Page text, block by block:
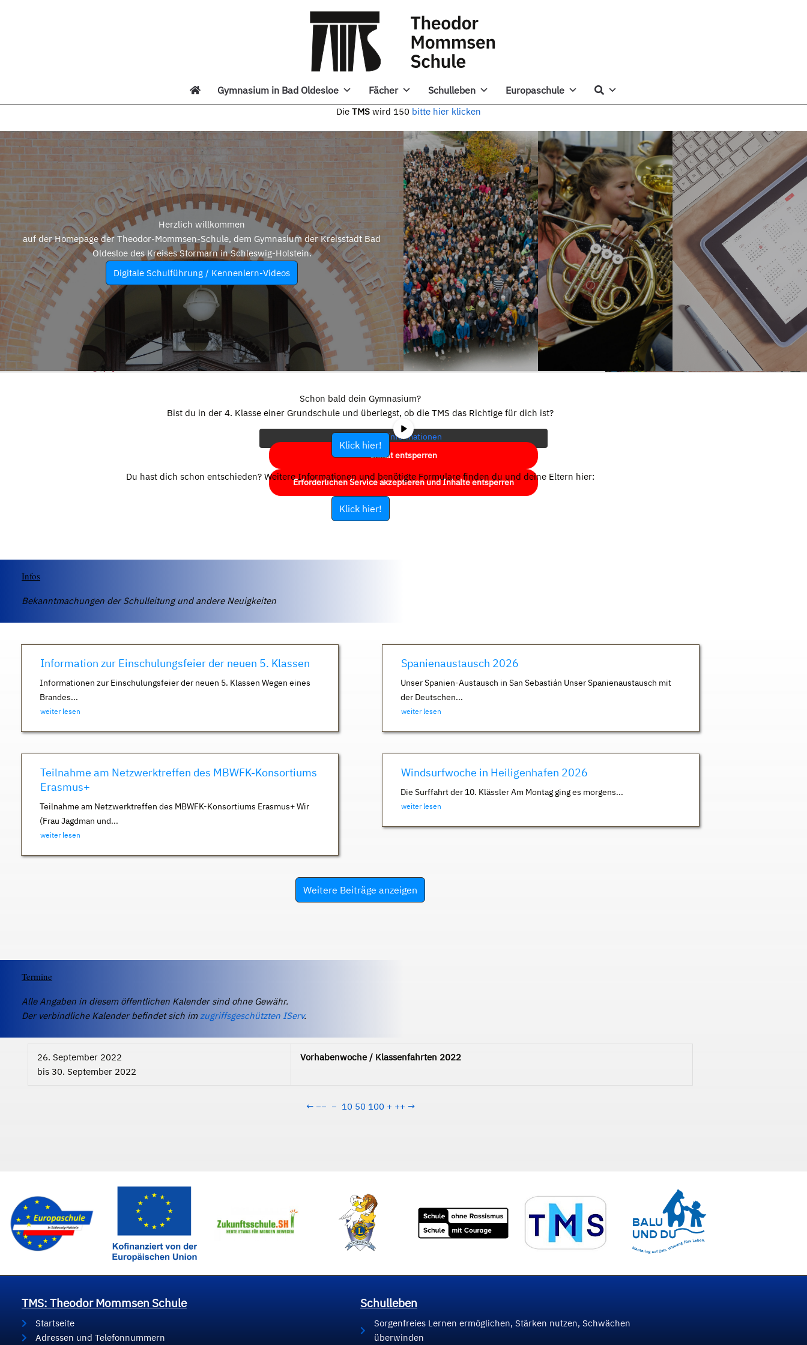
Gymnasium in Bad Oldesloe Fächer Schulleben Europaschule
Die TMS wird 150 bitte hier klicken
Herzlich willkommen
auf der Homepage der Theodor-Mommsen-Schule, dem Gymnasium der Kreisstadt Bad
Oldesloe des Kreises Stormarn in Schleswig-Holstein.
Digitale Schulführung / Kennenlern-Videos
eigentlichen Inhalt zuzugreifen, klicken Sie auf die Schaltfläche unten.
Bitte beachten Sie, dass dabei Daten an Drittanbieter weitergegeben
werden.
Mehr Informationen
Inhalt entsperren
Erforderlichen Service akzeptieren und Inhalte entsperren
Schon bald dein Gymnasium?
Bist du in der 4. Klasse einer Grundschule und überlegst, ob die TMS das Richtige für dich ist?
Klick hier!
Du hast dich schon entschieden? Weitere Informationen und benötigte Formulare finden du und deine Eltern hier:
Klick hier!
Infos
Bekanntmachungen der Schulleitung und andere Neuigkeiten
Information zur Einschulungsfeier der neuen 5. Klassen
Informationen zur Einschulungsfeier der neuen 5. Klassen Wegen eines
Brandes...
weiter lesen
Spanienaustausch 2026
Unser Spanien-Austausch in San Sebastián Unser Spanienaustausch mit
der Deutschen...
weiter lesen
Teilnahme am Netzwerktreffen des MBWFK-Konsortiums
Erasmus+
Teilnahme am Netzwerktreffen des MBWFK-Konsortiums Erasmus+ Wir
(Frau Jagdman und...
weiter lesen
Windsurfwoche in Heiligenhafen 2026
Die Surffahrt der 10. Klässler Am Montag ging es morgens...
weiter lesen
Weitere Beiträge anzeigen
Termine
Alle Angaben in diesem öffentlichen Kalender sind ohne Gewähr.
Der verbindliche Kalender befindet sich imzugriffsgeschützten IServ.
26. September 2022
bis 30. September 2022
Vorhabenwoche / Klassenfahrten 2022
← −− − 10 50 100 + ++ →
TMS: Theodor Mommsen Schule
Startseite
Adressen und Telefonnummern
Schulleben
Sorgenfreies Lernen ermöglichen, Stärken nutzen, Schwächen
überwinden